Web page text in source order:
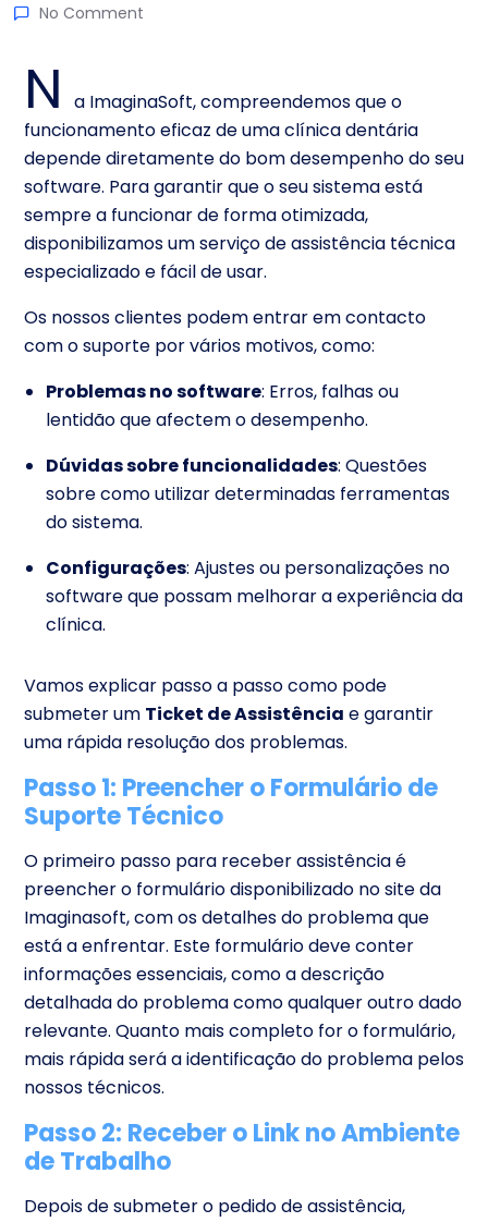
No Comment
N
a ImaginaSoft, compreendemos que o
funcionamento eficaz de uma clínica dentária
depende diretamente do bom desempenho do seu
software. Para garantir que o seu sistema está
sempre a funcionar de forma otimizada,
disponibilizamos um serviço de assistência técnica
especializado e fácil de usar.
Os nossos clientes podem entrar em contacto
com o suporte por vários motivos, como:
Problemas no software: Erros, falhas ou
lentidão que afectem o desempenho.
Dúvidas sobre funcionalidades: Questões
sobre como utilizar determinadas ferramentas
do sistema.
Configurações: Ajustes ou personalizações no
software que possam melhorar a experiência da
clínica.
Vamos explicar passo a passo como pode
submeter um Ticket de Assistência e garantir
uma rápida resolução dos problemas.
Passo 1: Preencher o Formulário de
Suporte Técnico
O primeiro passo para receber assistência é
preencher o formulário disponibilizado no site da
Imaginasoft, com os detalhes do problema que
está a enfrentar. Este formulário deve conter
informações essenciais, como a descrição
detalhada do problema como qualquer outro dado
relevante. Quanto mais completo for o formulário,
mais rápida será a identificação do problema pelos
nossos técnicos.
Passo 2: Receber o Link no Ambiente
de Trabalho
Depois de submeter o pedido de assistência,